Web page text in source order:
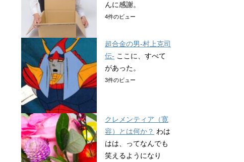
んに感謝。
4件のビュー
超合金の男-村上克司
伝- ここに、すべて
があった。
3件のビュー
クレメンティア（寛
容）とは何か？ わは
はは、ってなんでも
笑えるようになり